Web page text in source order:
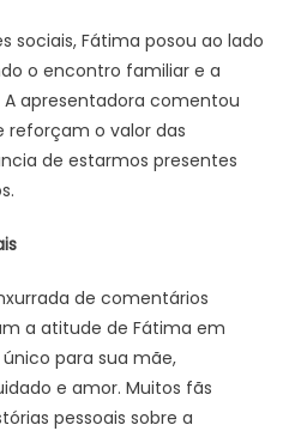
sociais, Fátima posou ao lado
o encontro familiar e a
apresentadora comentou
o valor das
de estarmos presentes
de comentários
a atitude de Fátima em
para sua mãe,
e amor. Muitos fãs
pessoais sobre a